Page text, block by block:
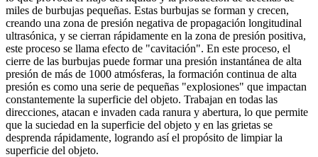
miles de burbujas pequeñas. Estas burbujas se forman y crecen,
creando una zona de presión negativa de propagación longitudinal
ultrasónica, y se cierran rápidamente en la zona de presión positiva,
este proceso se llama efecto de "cavitación". En este proceso, el
cierre de las burbujas puede formar una presión instantánea de alta
presión de más de 1000 atmósferas, la formación continua de alta
presión es como una serie de pequeñas "explosiones" que impactan
constantemente la superficie del objeto. Trabajan en todas las
direcciones, atacan e invaden cada ranura y abertura, lo que permite
que la suciedad en la superficie del objeto y en las grietas se
desprenda rápidamente, logrando así el propósito de limpiar la
superficie del objeto.